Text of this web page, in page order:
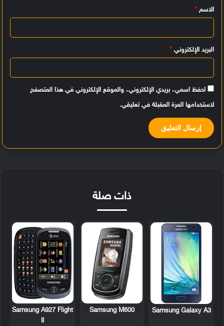
ق
الاسم *
البريد الإلكتروني *
احفظ اسمي، بريدي الإلكتروني، والموقع الإلكتروني في هذا المتصفح
لاستخدامها المرة المقبلة في تعليقي.
ذات صلة
Samsung Galaxy A3
Samsung M600
Samsung A927 Flight
II